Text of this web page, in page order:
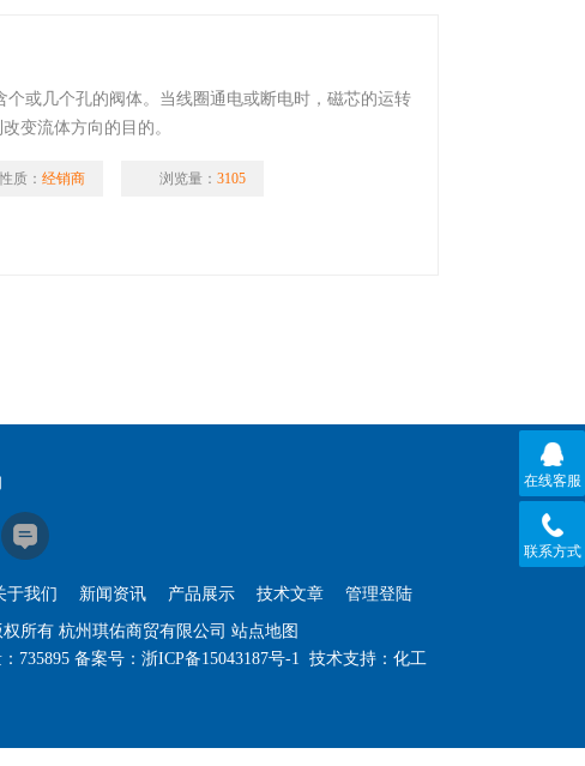
个或几个孔的阀体。当线圈通电或断电时，磁芯的运转
变流体方向的目的。
质：经销商 浏览量：3105
于我们 新闻资讯 产品展示 技术文章 管理登陆
所有 杭州琪佑商贸有限公司 站点地图
735895 备案号： 浙ICP备15043187号-1 技术支持： 化工
在线客服
联系方式